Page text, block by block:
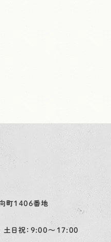
町1406番地
日祝：9:00〜17:00